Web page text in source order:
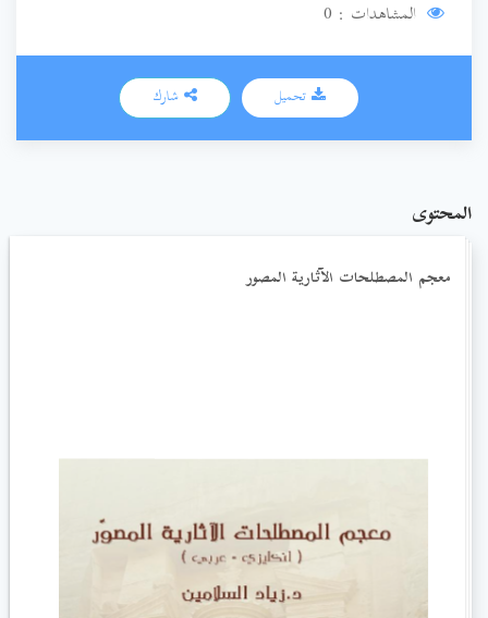
المشاهدات : 0
تحميل
المحتوى
معجم المصطلحات الآثارية المصور